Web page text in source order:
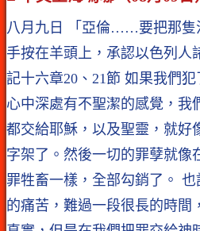
八月九日 「亞倫……要把那隻
手按在羊頭上，承認以色列人
記十六章20、21節 如果我們
心中深處有不聖潔的感覺，我
都交給耶穌，以及聖靈，就好
字架了。然後一切的罪孽就像
罪牲畜一樣，全部勾銷了。
的痛苦，難過一段很長的時間